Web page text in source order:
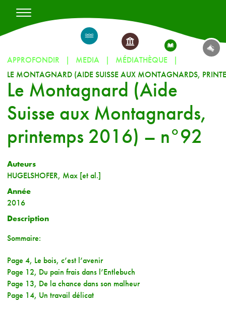
APPROFONDIR MEDIA MÉDIATHÈQUE
Le Montagnard (Aide
Suisse aux Montagnards,
printemps 2016) – n°92
Auteurs
HUGELSHOFER, Max [et al.]
Année
2016
Description
Sommaire:
Page 4, Le bois, c’est l’avenir
Page 12, Du pain frais dans l’Entlebuch
Page 13, De la chance dans son malheur
Page 14, Un travail délicat